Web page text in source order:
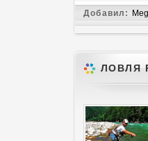
Добавил:
ЛОВЛЯ